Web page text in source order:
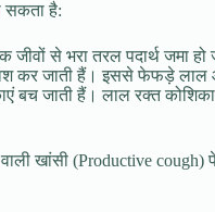
सकता है:
से भरा तरल पदार्थ जमा हो
कर जाती हैं। इससे फेफड़े
बच जाती हैं। लाल रक्त
खांसी (Productive